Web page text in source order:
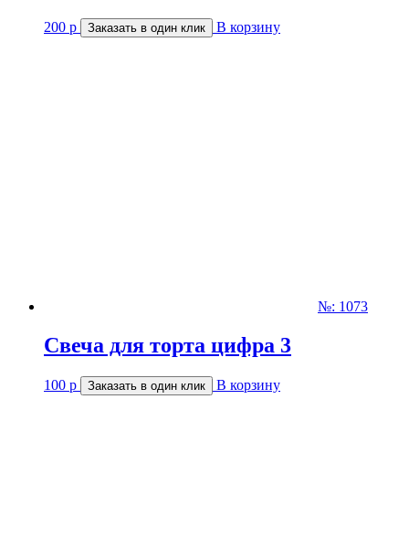
200 р Заказать в один клик В корзину
№: 1073
Свеча для торта цифра 3
100 р Заказать в один клик В корзину